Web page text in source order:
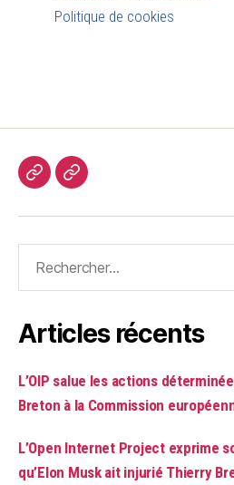
Politique de cookies
Articles récents
L’OIP salue les actions
Breton à la Commission
L’Open Internet Project exprime
qu’Elon Musk ait injurié Thierry